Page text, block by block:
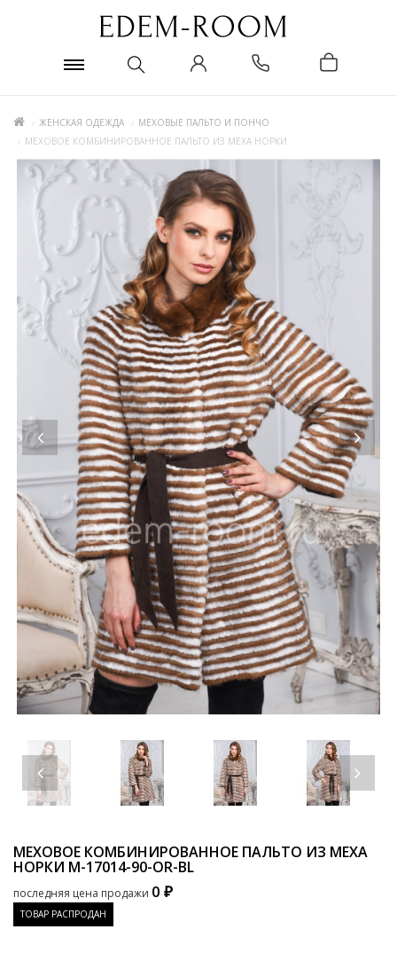
ЖЕНСКАЯ ОДЕЖДА
МЕХОВЫЕ ПАЛЬТО И ПОНЧО
МЕХОВОЕ КОМБИНИРОВАННОЕ ПАЛЬТО ИЗ МЕХА НОРКИ
МЕХОВОЕ КОМБИНИРОВАННОЕ ПАЛЬТО ИЗ МЕХА
НОРКИ M-17014-90-OR-BL
последняя цена продажи 0 ₽
ТОВАР РАСПРОДАН